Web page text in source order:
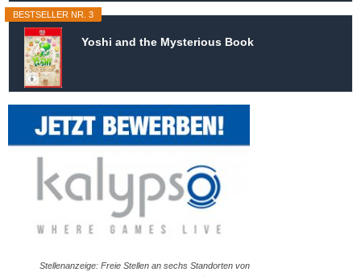
BESTSELLER NR. 3
Yoshi and the Mysterious Book
Stellenanzeige: Freie Stellen an sechs Standorten von